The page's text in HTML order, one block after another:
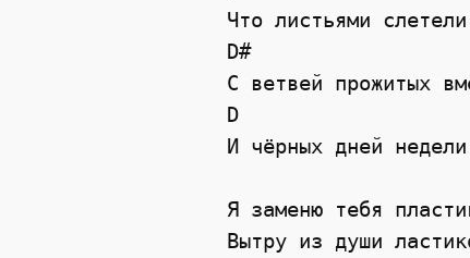
Что листьями слетели
D#
С ветвей прожитых
D
И чёрных дней недели
Я заменю тебя
Вытру из души